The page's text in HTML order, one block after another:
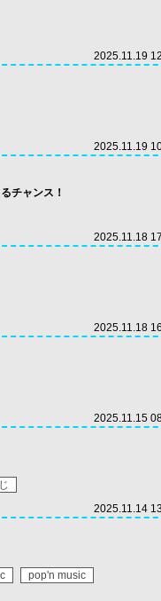
2025.11.19
2025.11.19
チャンス！
2025.11.18
2025.11.18
2025.11.15
2025.11.14
pop'n music